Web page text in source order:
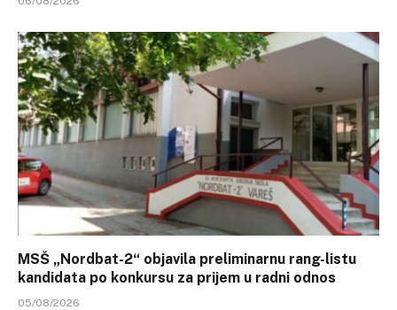
MSŠ „Nordbat-2“ objavila preliminarnu rang-listu
kandidata po konkursu za prijem u radni odnos
05/08/2026